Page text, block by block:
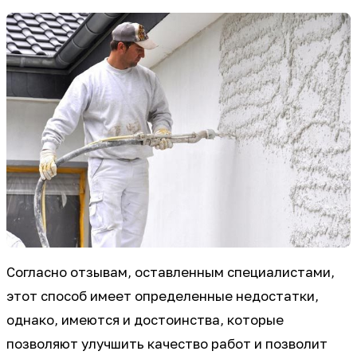
Согласно отзывам, оставленным специалистами,
этот способ имеет определенные недостатки,
однако, имеются и достоинства, которые
позволяют улучшить качество работ и позволит